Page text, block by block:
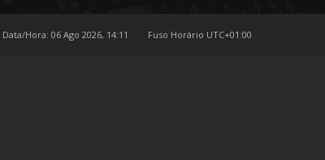
Fuso Horário UTC+01:00
Data/Hora: 06 Ago 2026, 14:11